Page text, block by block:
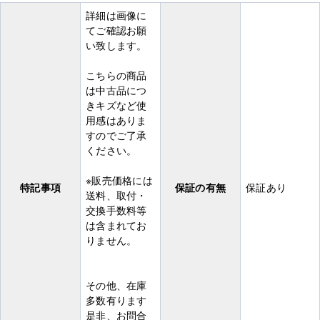
特記事項
詳細は画像に
てご確認お願
い致します。
こちらの商品
は中古品につ
きキズなど使
用感はありま
すのでご了承
ください。
※販売価格には
送料、取付・
交換手数料等
は含まれてお
りません。
その他、在庫
多数有ります
是非、お問合
保証の有無 保証あり